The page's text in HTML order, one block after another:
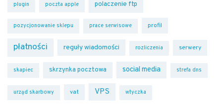
plugin poczta apple polaczenie ftp
pozycjonowanie sklepu prace serwisowe profil
płatności reguły wiadomości rozliczenia serwery
skapiec skrzynka pocztowa social media strefa dns
urząd skarbowy vat VPS wtyczka